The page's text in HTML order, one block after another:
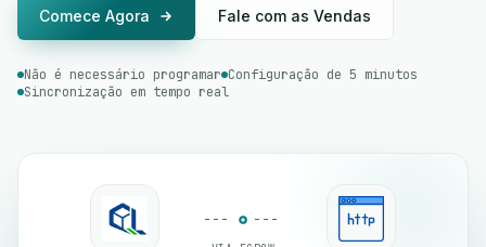
Comece Agora Fale com as Vendas
Não é necessário programar Configuração de 5 minutos
Sincronização em tempo real